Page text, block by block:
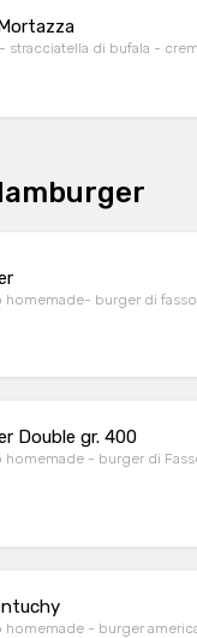
- stracciatella di bufala -
homemade- burger di
Double gr. 400
homemade - burger di
homemade - burger